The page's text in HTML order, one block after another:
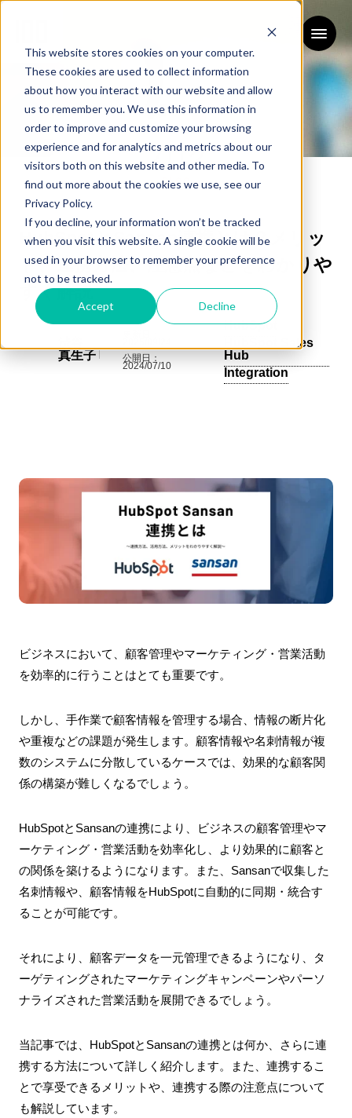
This website stores cookies on your computer.
These cookies are used to collect information
about how you interact with our website and allow
us to remember you. We use this information in
order to improve and customize your browsing
experience and for analytics and metrics about our
visitors both on this website and other media. To
find out more about the cookies we use, see our
Privacy Policy.
If you decline, your information won’t be tracked
when you visit this website. A single cookie will be
used in your browser to remember your preference
not to be tracked.
Accept Decline
ブログ
BLOG
HubSpotとSansan連携とは？メリッ
ト、連携方法、注意点などをわかりや
すく解説
真生子
公開日：
2024/07/10
HubSpot
HubSpot Sales
Hub
Integration
ビジネスにおいて、顧客管理やマーケティング・営業活動
を効率的に行うことはとても重要です。
しかし、手作業で顧客情報を管理する場合、情報の断片化
や重複などの課題が発生します。顧客情報や名刺情報が複
数のシステムに分散しているケースでは、効果的な顧客関
係の構築が難しくなるでしょう。
HubSpotとSansanの連携により、ビジネスの顧客管理やマ
ーケティング・営業活動を効率化し、より効果的に顧客と
の関係を築けるようになります。また、Sansanで収集した
名刺情報や、顧客情報をHubSpotに自動的に同期・統合す
ることが可能です。
それにより、顧客データを一元管理できるようになり、タ
ーゲティングされたマーケティングキャンペーンやパーソ
ナライズされた営業活動を展開できるでしょう。
当記事では、HubSpotとSansanの連携とは何か、さらに連
携する方法について詳しく紹介します。また、連携するこ
とで享受できるメリットや、連携する際の注意点について
も解説しています。